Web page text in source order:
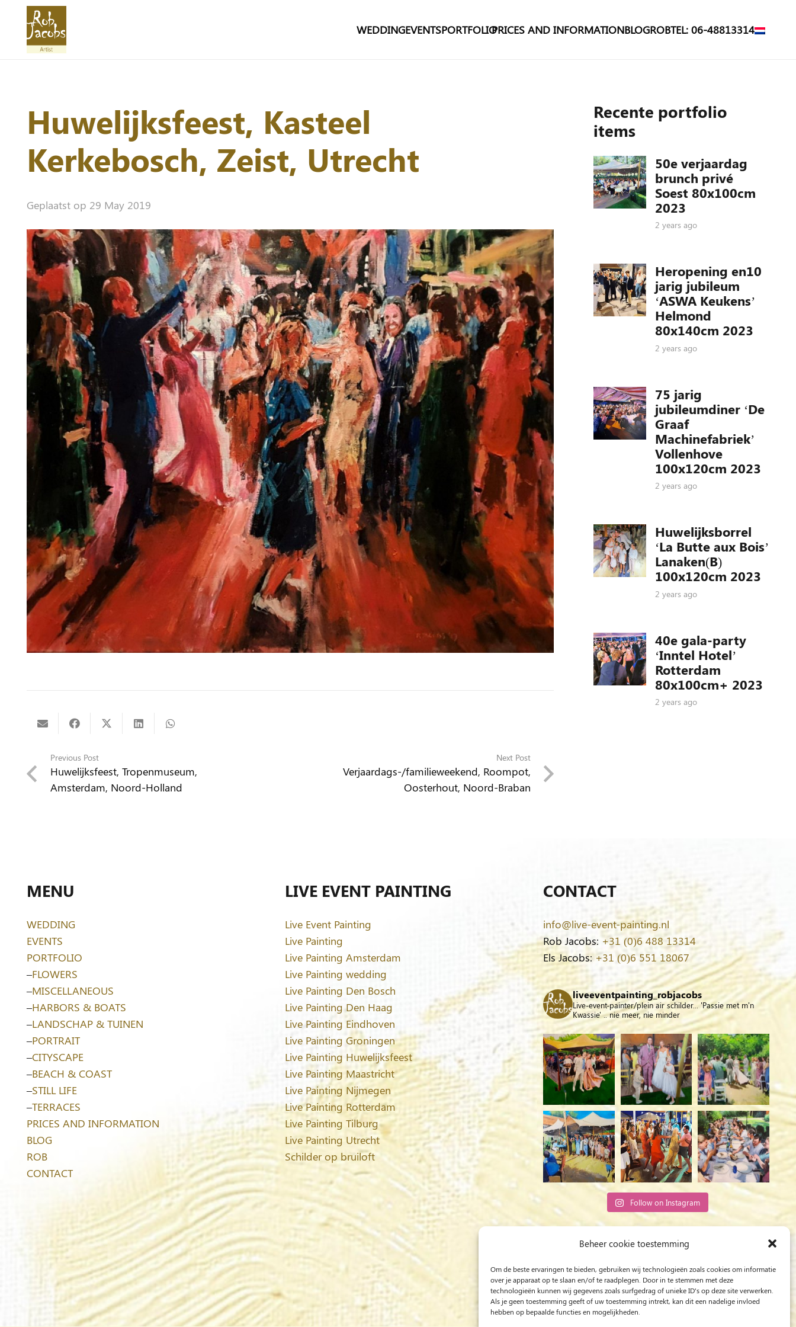
Beheer cookie toestemming
Om de beste ervaringen te bieden, gebruiken wij technologieën zoals cookies om informatie
over je apparaat op te slaan en/of te raadplegen. Door in te stemmen met deze
technologieën kunnen wij gegevens zoals surfgedrag of unieke ID's op deze site verwerken.
Als je geen toestemming geeft of uw toestemming intrekt, kan dit een nadelige invloed
hebben op bepaalde functies en mogelijkheden.
WEDDINGEVENTSPORTFOLIOPRICES AND INFORMATIONBLOGROBTEL: 06-48813314
Huwelijksfeest, Kasteel
Kerkebosch, Zeist, Utrecht
Geplaatst op 29 May 2019
Previous Post
Huwelijksfeest, Tropenmuseum,
Amsterdam, Noord-Holland
Next Post
Verjaardags-/familieweekend, Roompot,
Oosterhout, Noord-Braban
Recente portfolio
items
50e verjaardag
brunch privé
Soest 80x100cm
2023
2 years ago
Heropening en10
jarig jubileum
‘ASWA Keukens’
Helmond
80x140cm 2023
2 years ago
75 jarig
jubileumdiner ‘De
Graaf
Machinefabriek’
Vollenhove
100x120cm 2023
2 years ago
Huwelijksborrel
‘La Butte aux Bois’
Lanaken(B)
100x120cm 2023
2 years ago
40e gala-party
‘Inntel Hotel’
Rotterdam
80x100cm+ 2023
2 years ago
MENU
WEDDING
EVENTS
PORTFOLIO
–FLOWERS
–MISCELLANEOUS
–HARBORS & BOATS
–LANDSCHAP & TUINEN
–PORTRAIT
–CITYSCAPE
–BEACH & COAST
–STILL LIFE
–TERRACES
PRICES AND INFORMATION
BLOG
ROB
CONTACT
LIVE EVENT PAINTING
Live Event Painting
Live Painting
Live Painting Amsterdam
Live Painting wedding
Live Painting Den Bosch
Live Painting Den Haag
Live Painting Eindhoven
Live Painting Groningen
Live Painting Huwelijksfeest
Live Painting Maastricht
Live Painting Nijmegen
Live Painting Rotterdam
Live Painting Tilburg
Live Painting Utrecht
Schilder op bruiloft
CONTACT
info@live-event-painting.nl
Rob Jacobs: +31 (0)6 488 13314
Els Jacobs:+31 (0)6 551 18067
liveeventpainting_robjacobs
Live-event-painter/plein air schilder... 'Passie met m'n
Kwassie' .. nie meer, nie minder
Follow on Instagram
Rob Jacobs from ‘s-Hertogenbosch is a ‘Plein
Light and Love.